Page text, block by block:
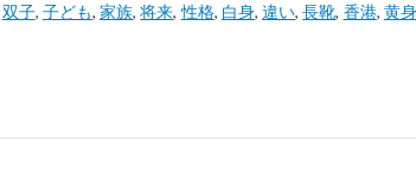
双子, 子ども,家族,将来,性格, 白身,違い,長靴, 香港, 黄身